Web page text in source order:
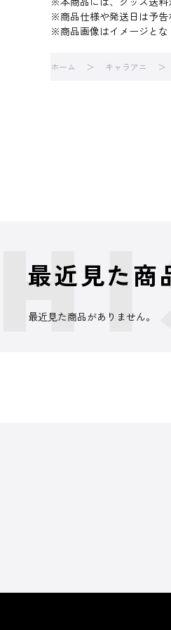
※商品仕様や発送日は予告
※商品画像はイメージとな
ホーム キャラアニ
最近見た商
最近見た商品がありません。